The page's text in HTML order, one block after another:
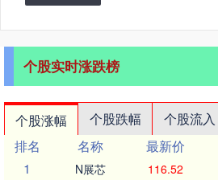
个股实时涨跌榜
个股涨幅 个股跌幅 个股流入
排名
名称 最新价
1
N展芯 116.52